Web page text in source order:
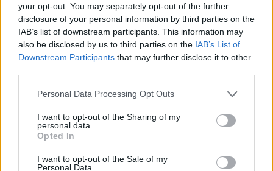
your opt-out. You may separately opt-out of the further
disclosure of your personal information by third parties on the
IAB’s list of downstream participants. This information may
also be disclosed by us to third parties on the IAB’s List of
Downstream Participants that may further disclose it to other
Please note that this website/app uses one or more Google
not limited to your visit or usage behaviour. You may click to
grant or deny consent to Google and its third-party tags to
use your data for below specified purposes in below Google
consent section.
Personal Data Processing Opt Outs
I want to opt-out of the Sharing of my
personal data.
Opted In
I want to opt-out of the Sale of my
Personal Data.